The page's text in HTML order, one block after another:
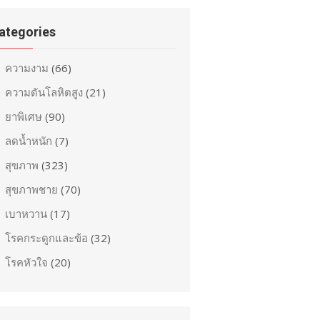
ความงาม (66)
ความดันโลหิตสูง (21)
ยาพิเศษ (90)
ลดน้ำหนัก (7)
สุขภาพ (323)
สุขภาพชาย (70)
เบาหวาน (17)
โรคกระดูกและข้อ (32)
โรคหัวใจ (20)